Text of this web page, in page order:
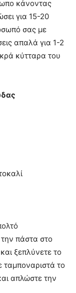
κάνοντας
για 15-20
σας με
απαλά για 1-2
κύτταρα του
πάστα στο
ξεπλύνετε το
ταμποναριστά το
απλώστε την